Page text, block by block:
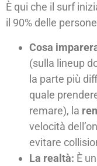
È qui che il surf
il 90% delle
Cosa
(sulla lineup
la parte più
quale
remare), la
velocità
evitare
La realtà: È